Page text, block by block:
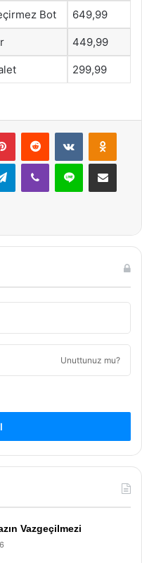
Bot 649,99
449,99
299,99
PinterestReddit VKontakte
TelegramViber Line E-Posta ile
Unuttunuz mu?
Vazgeçilmezi